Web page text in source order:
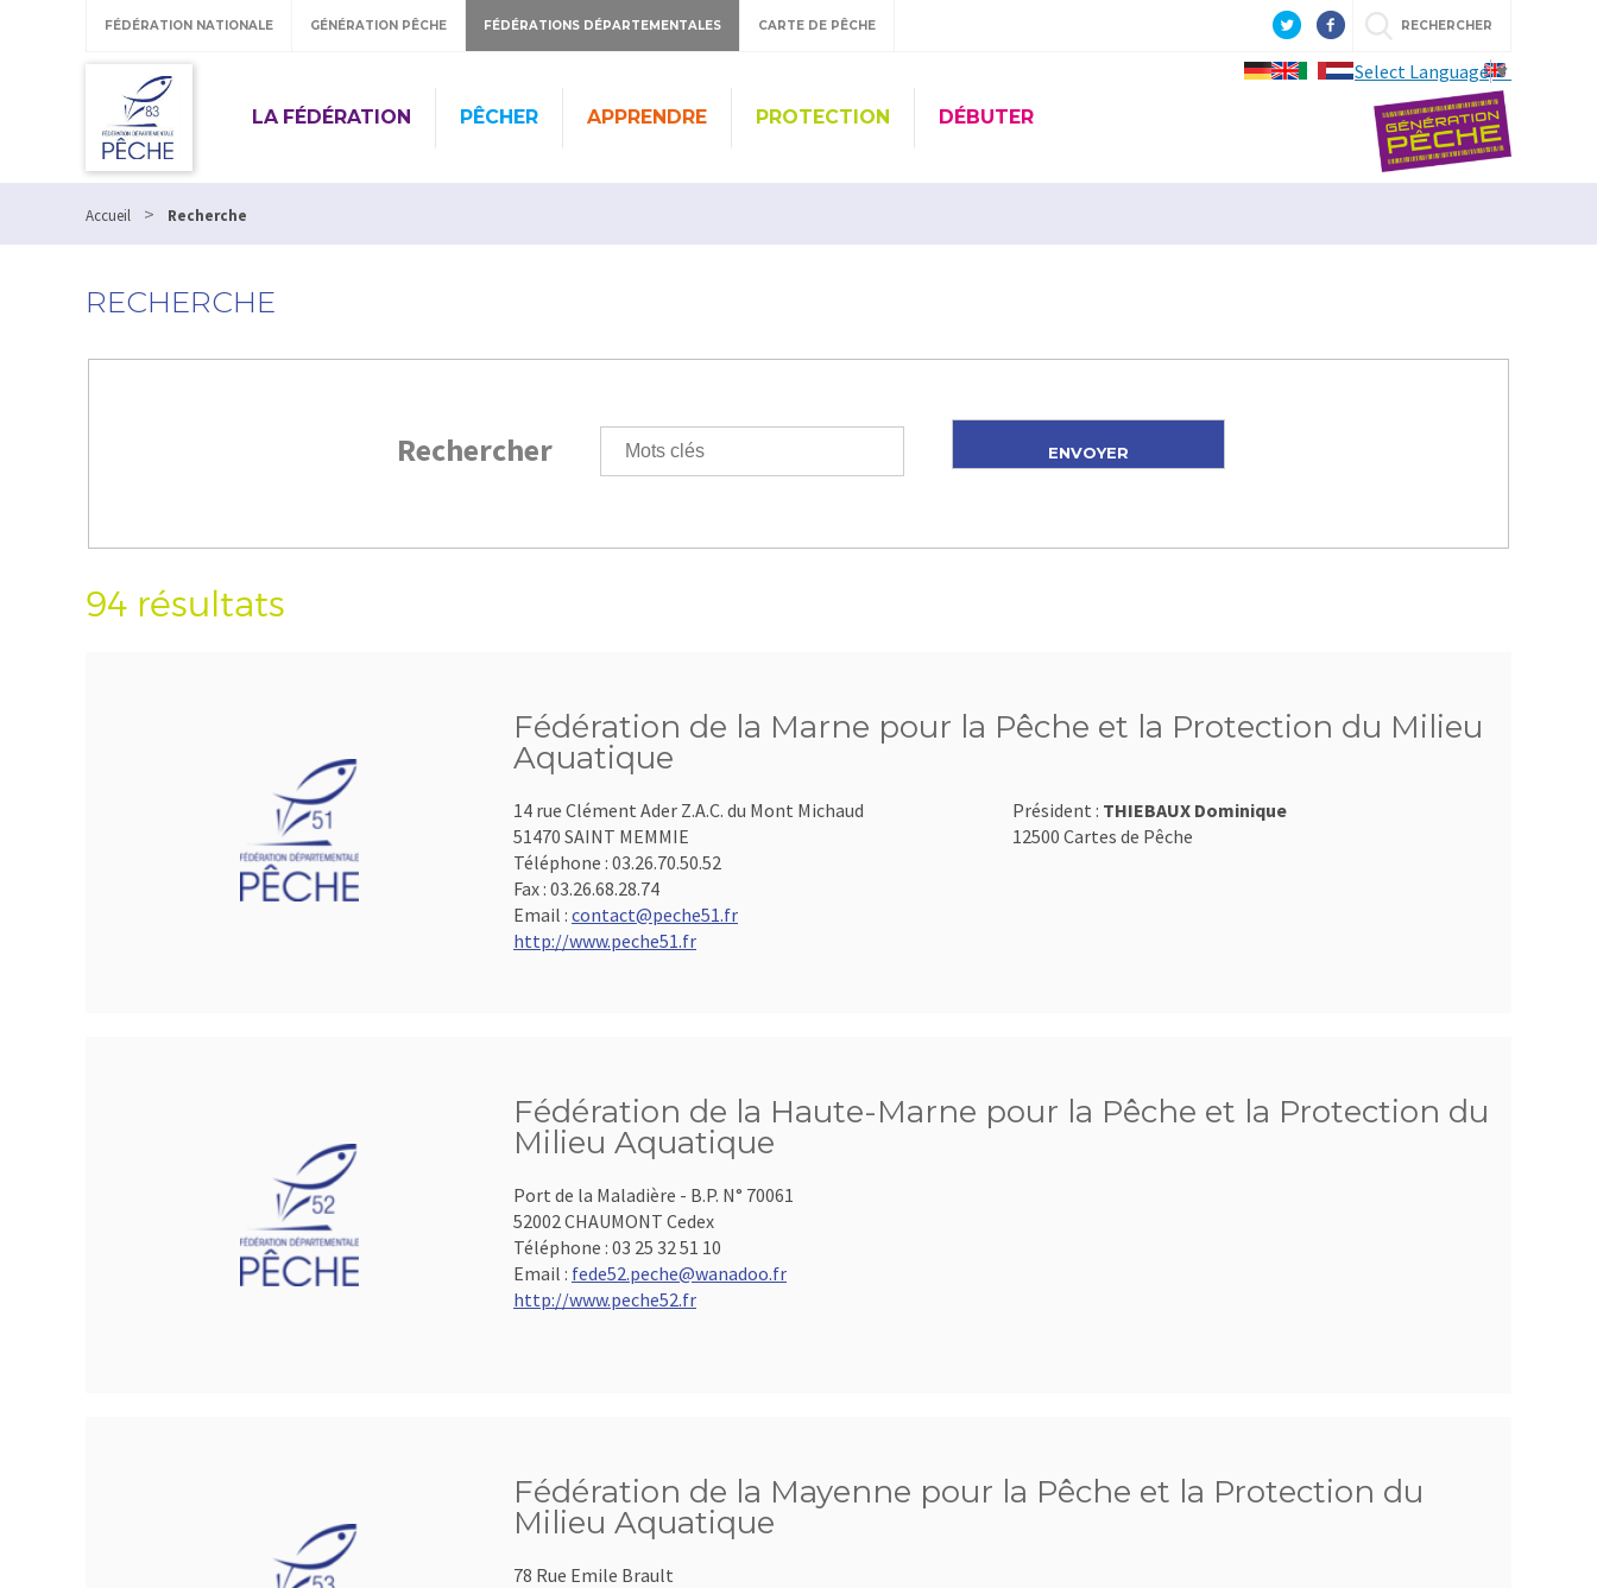
Select Language▼
FÉDÉRATION NATIONALE GÉNÉRATION PÊCHE FÉDÉRATIONS DÉPARTEMENTALES CARTE DE PÊCHE RECHERCHER
LA FÉDÉRATION PÊCHER APPRENDRE PROTECTION DÉBUTER
Accueil > Recherche
RECHERCHE
Rechercher
94 résultats
Fédération de la Marne pour la Pêche et la Protection du Milieu
Aquatique
14 rue Clément Ader Z.A.C. du Mont Michaud
51470 SAINT MEMMIE
Téléphone : 03.26.70.50.52
Fax : 03.26.68.28.74
Email : contact@peche51.fr
http://www.peche51.fr
Président : THIEBAUX Dominique
12500 Cartes de Pêche
Fédération de la Haute-Marne pour la Pêche et la Protection du
Milieu Aquatique
Port de la Maladière - B.P. N° 70061
52002 CHAUMONT Cedex
Téléphone : 03 25 32 51 10
Email : fede52.peche@wanadoo.fr
http://www.peche52.fr
Fédération de la Mayenne pour la Pêche et la Protection du
Milieu Aquatique
78 Rue Emile Brault